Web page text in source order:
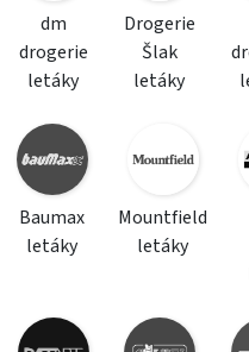
dm
drogerie
letáky
Drogerie
Šlak
letáky
Baumax
letáky
Mountfield
letáky